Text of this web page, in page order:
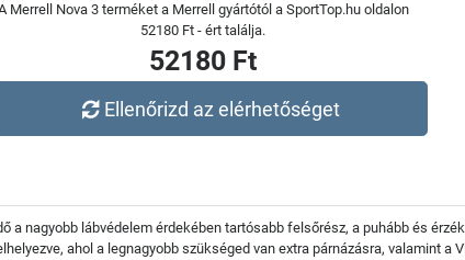
Merrell Nova 3 terméket a Merrell gyártótól a SportTop.hu oldalon
52180 Ft - ért találja.
52180 Ft
Ellenőrizd az elérhetőséget
a nagyobb lábvédelem érdekében tartósabb felsőrész, a puhább és
ahol a legnagyobb szükséged van extra párnázásra, valamint